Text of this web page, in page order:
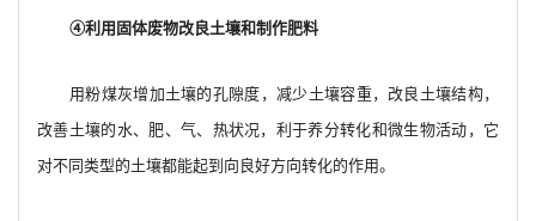
④利用固体废物改良土壤和制作肥料
用粉煤灰增加土壤的孔隙度，减少土壤容重，改良土壤结构，
改善土壤的水、肥、气、热状况，利于养分转化和微生物活动，它
对不同类型的土壤都能起到向良好方向转化的作用。